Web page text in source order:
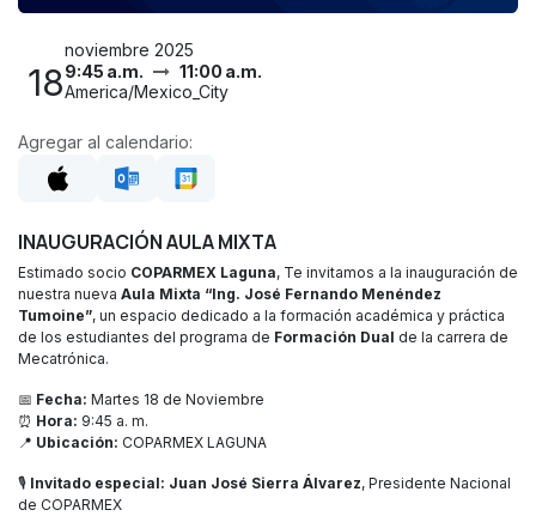
18
noviembre 2025
9:45 a.m.
11:00 a.m.
America/Mexico_City
Agregar al calendario:
INAUGURACIÓN AULA MIXTA
Estimado socio COPARMEX Laguna, Te invitamos a la inauguración de
nuestra nueva Aula Mixta “Ing. José Fernando Menéndez
Tumoine”, un espacio dedicado a la formación académica y práctica
de los estudiantes del programa de Formación Dual de la carrera de
Mecatrónica.
📅 Fecha: Martes 18 de Noviembre
⏰ Hora: 9:45 a. m.
📍 Ubicación: COPARMEX LAGUNA
🎙️ Invitado especial: Juan José Sierra Álvarez, Presidente Nacional
de COPARMEX